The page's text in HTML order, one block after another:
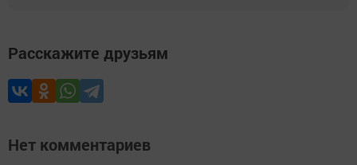
Расскажите друзьям
Нет комментариев